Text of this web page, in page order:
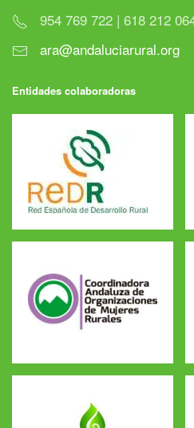
954 769 722 | 618 212
ara@andaluciarural.org
Entidades colaboradoras